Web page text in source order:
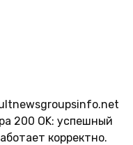
200 OK: успешный
корректно.